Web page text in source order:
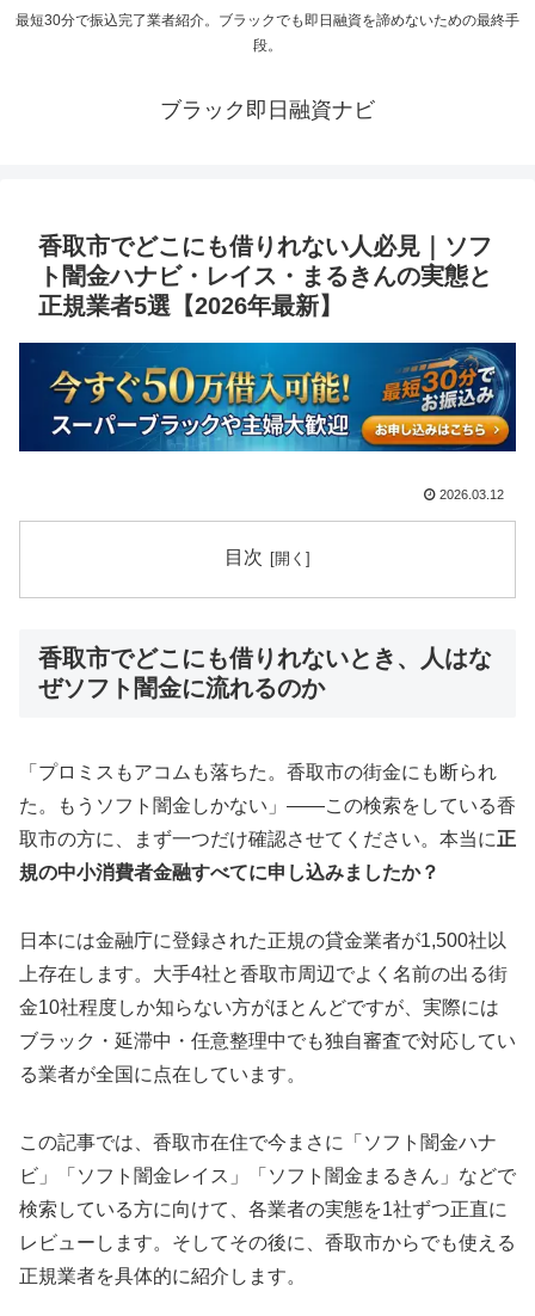
最短30分で振込完了業者紹介。ブラックでも即日融資を諦めないための最終手
段。
ブラック即日融資ナビ
香取市でどこにも借りれない人必見｜ソフ
ト闇金ハナビ・レイス・まるきんの実態と
正規業者5選【2026年最新】
2026.03.12
目次
香取市でどこにも借りれないとき、人はな
ぜソフト闇金に流れるのか
「プロミスもアコムも落ちた。香取市の街金にも断られ
た。もうソフト闇金しかない」——この検索をしている香
取市の方に、まず一つだけ確認させてください。本当に正
規の中小消費者金融すべてに申し込みましたか？
日本には金融庁に登録された正規の貸金業者が1,500社以
上存在します。大手4社と香取市周辺でよく名前の出る街
金10社程度しか知らない方がほとんどですが、実際には
ブラック・延滞中・任意整理中でも独自審査で対応してい
る業者が全国に点在しています。
この記事では、香取市在住で今まさに「ソフト闇金ハナ
ビ」「ソフト闇金レイス」「ソフト闇金まるきん」などで
検索している方に向けて、各業者の実態を1社ずつ正直に
レビューします。そしてその後に、香取市からでも使える
正規業者を具体的に紹介します。